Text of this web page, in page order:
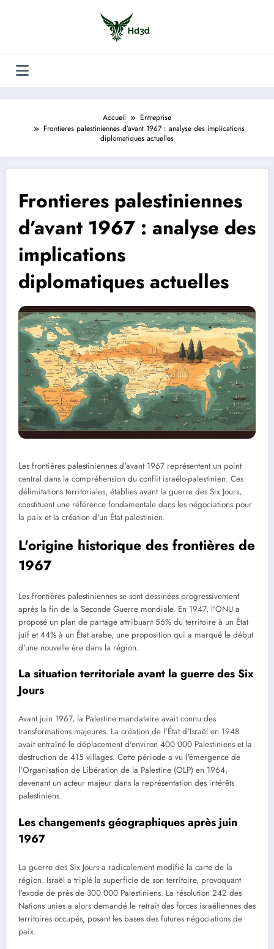
Accueil
Entreprise
Frontieres palestiniennes d’avant 1967 : analyse des implications
diplomatiques actuelles
Frontieres palestiniennes
d’avant 1967 : analyse des
implications
diplomatiques actuelles
Les frontières palestiniennes d'avant 1967 représentent un point
central dans la compréhension du conflit israélo-palestinien. Ces
délimitations territoriales, établies avant la guerre des Six Jours,
constituent une référence fondamentale dans les négociations pour
la paix et la création d'un État palestinien.
L'origine historique des frontières de
1967
Les frontières palestiniennes se sont dessinées progressivement
après la fin de la Seconde Guerre mondiale. En 1947, l'ONU a
proposé un plan de partage attribuant 56% du territoire à un État
juif et 44% à un État arabe, une proposition qui a marqué le début
d'une nouvelle ère dans la région.
La situation territoriale avant la guerre des Six
Jours
Avant juin 1967, la Palestine mandataire avait connu des
transformations majeures. La création de l'État d'Israël en 1948
avait entraîné le déplacement d'environ 400 000 Palestiniens et la
destruction de 415 villages. Cette période a vu l'émergence de
l'Organisation de Libération de la Palestine (OLP) en 1964,
devenant un acteur majeur dans la représentation des intérêts
palestiniens.
Les changements géographiques après juin
1967
La guerre des Six Jours a radicalement modifié la carte de la
région. Israël a triplé la superficie de son territoire, provoquant
l'exode de près de 300 000 Palestiniens. La résolution 242 des
Nations unies a alors demandé le retrait des forces israéliennes des
territoires occupés, posant les bases des futures négociations de
paix.